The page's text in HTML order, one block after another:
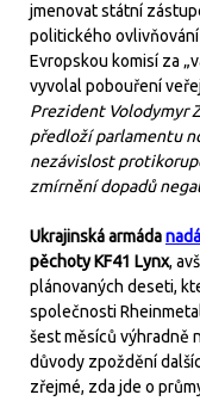
jmenovat státní
politického
Evropskou komisí za
vyvolal pobouření
Prezident Volodymyr
předloží parlamentu
nezávislost
zmírnění dopadů
Ukrajinská armáda
pěchoty KF41 Lynx,
plánovaných deseti,
společnosti
šest měsíců výhradně
důvody zpoždění
zřejmé, zda jde o